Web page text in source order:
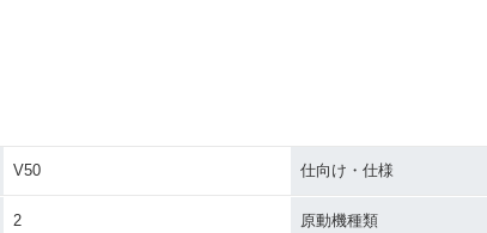
V50 仕向け・仕様
2 原動機種類